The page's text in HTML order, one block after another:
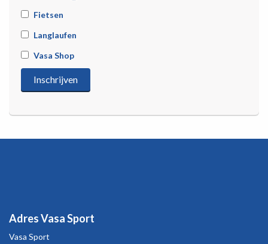
Fietsen
Langlaufen
Vasa Shop
Adres Vasa Sport
Vasa Sport